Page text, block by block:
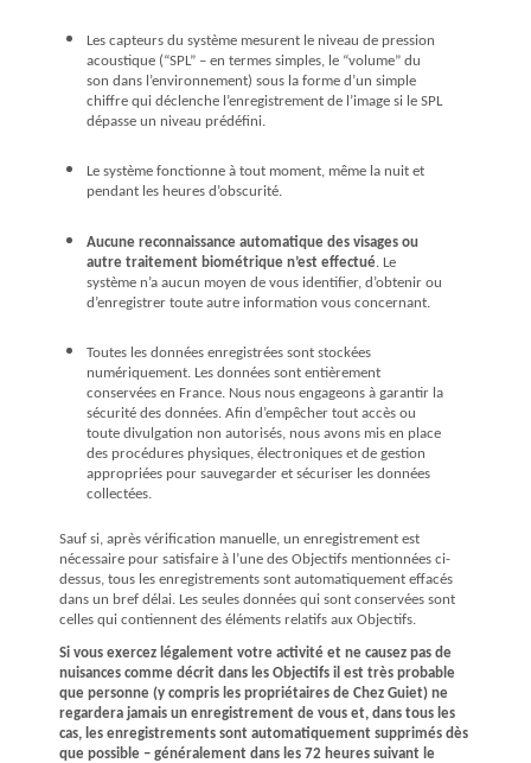
Les capteurs du système mesurent le niveau de pression
acoustique (“SPL” – en termes simples, le “volume” du
son dans l’environnement) sous la forme d’un simple
chiffre qui déclenche l’enregistrement de l’image si le SPL
dépasse un niveau prédéfini.
Le système fonctionne à tout moment, même la nuit et
pendant les heures d’obscurité.
Aucune reconnaissance automatique des visages ou
autre traitement biométrique n’est effectué. Le
système n’a aucun moyen de vous identifier, d’obtenir ou
d’enregistrer toute autre information vous concernant.
Toutes les données enregistrées sont stockées
numériquement. Les données sont entièrement
conservées en France. Nous nous engageons à garantir la
sécurité des données. Afin d’empêcher tout accès ou
toute divulgation non autorisés, nous avons mis en place
des procédures physiques, électroniques et de gestion
appropriées pour sauvegarder et sécuriser les données
collectées.
Sauf si, après vérification manuelle, un enregistrement est
nécessaire pour satisfaire à l’une des O bjectifs mentionnées ci-
dessus, tous les enregistrements sont automatiquement effacés
dans un bref délai. Les seules données qui sont conservées sont
celles qui contiennent des éléments relatifs aux Objectifs.
Si vous exercez légalement votre activité et ne causez pas de
nuisances comme décrit dans les Objectifs il est très probable
que personne (y compris les propriétaires de Chez Guiet) ne
regardera jamais un enregistrement de vous et, dans tous les
cas, les enregistrements sont automatiquement supprimés dès
que possible – généralement dans les 72 heures suivant le